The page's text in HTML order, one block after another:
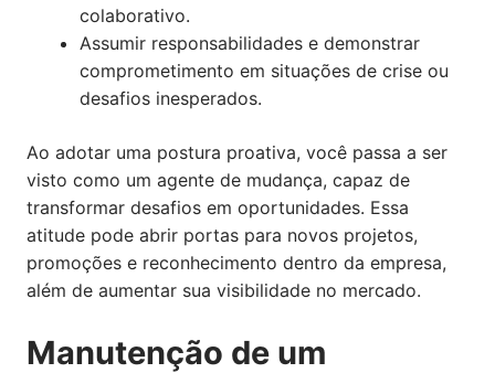
colaborativo.
Assumir responsabilidades e demonstrar
comprometimento em situações de crise ou
desafios inesperados.
Ao adotar uma postura proativa, você passa a ser
visto como um agente de mudança, capaz de
transformar desafios em oportunidades. Essa
atitude pode abrir portas para novos projetos,
promoções e reconhecimento dentro da empresa,
além de aumentar sua visibilidade no mercado.
Manutenção de um